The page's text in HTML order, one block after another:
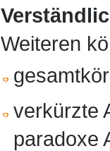
Weiteren
verkürzte
paradoxe